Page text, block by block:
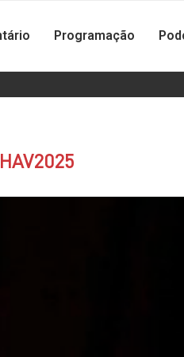
2026: o cubano Hodelín
Programação